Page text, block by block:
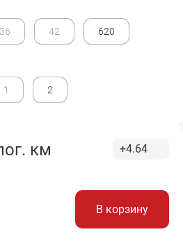
36 42 620
1 2
км +4.64
В корзину